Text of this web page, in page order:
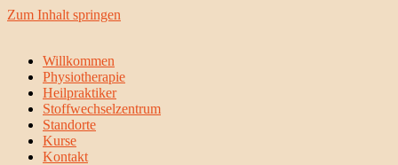
Zum Inhalt springen
Willkommen
Physiotherapie
Heilpraktiker
Stoffwechselzentrum
Standorte
Kurse
Kontakt